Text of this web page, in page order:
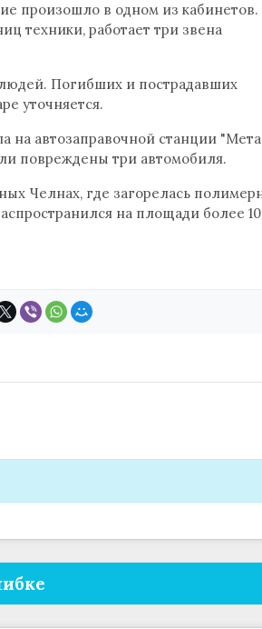
произошло в одном из
техники, работает три звена
Погибших и пострадавших
уточняется.
на автозаправочной станции
повреждены три автомобиля.
Челнах, где загорелась
на площади более 10